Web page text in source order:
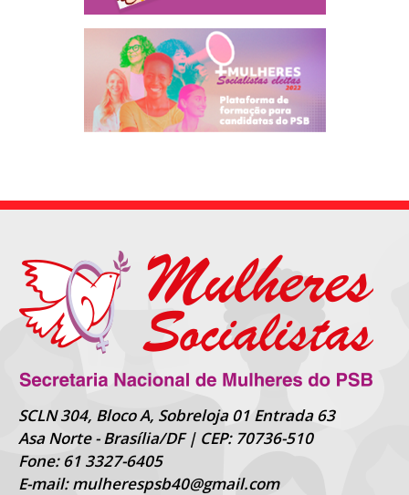
SCLN 304, Bloco A, Sobreloja 01 Entrada 63
Asa Norte - Brasília/DF | CEP: 70736-510
Fone: 61 3327-6405
E-mail: mulherespsb40@gmail.com